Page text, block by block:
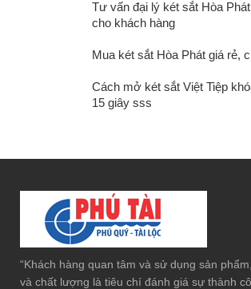
Tư vấn đại lý két sắt Hòa
cho khách hàng
Mua két sắt Hòa Phát giá rẻ,
Cách mở két sắt Việt Tiệp
15 giây sss
“Khách hàng quan tâm và sử dụng sản
và chất lượng là tiêu chí đánh giá sự thành